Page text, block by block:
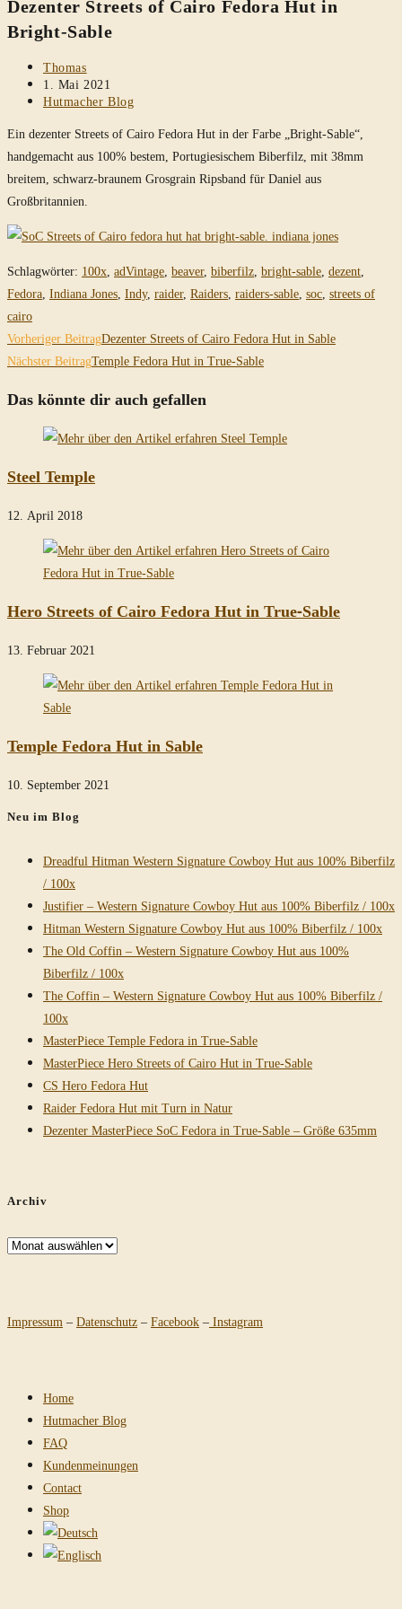
durchsuchen
Dezenter Streets of Cairo Fedora Hut in
Bright-Sable
Beitrags-
Autor:
Thomas
Beitrag
veröffentlicht:
1. Mai 2021
Beitrags-
Hutmacher Blog
Ein dezenter Streets of Cairo Fedora Hut in der Farbe „Bright-Sable“,
handgemacht aus 100% bestem, Portugiesischem Biberfilz, mit 38mm
breitem, schwarz-braunem Grosgrain Ripsband für Daniel aus
Großbritannien.
Schlagwörter: 100x, adVintage, beaver, biberfilz, bright-sable, dezent,
Fedora, Indiana Jones, Indy, raider, Raiders, raiders-sable, soc, streets of
cairo
Weitere
Artikel
ansehen
Vorheriger BeitragDezenter Streets of Cairo Fedora Hut in Sable
Nächster BeitragTemple Fedora Hut in True-Sable
Das könnte dir auch gefallen
Steel Temple
12. April 2018
Hero Streets of Cairo Fedora Hut in True-Sable
13. Februar 2021
Temple Fedora Hut in Sable
10. September 2021
Neu im Blog
Dreadful Hitman Western Signature Cowboy Hut aus 100% Biberfilz
/ 100x
Justifier – Western Signature Cowboy Hut aus 100% Biberfilz / 100x
Hitman Western Signature Cowboy Hut aus 100% Biberfilz / 100x
The Old Coffin – Western Signature Cowboy Hut aus 100%
Biberfilz / 100x
The Coffin – Western Signature Cowboy Hut aus 100% Biberfilz /
100x
MasterPiece Temple Fedora in True-Sable
MasterPiece Hero Streets of Cairo Hut in True-Sable
CS Hero Fedora Hut
Raider Fedora Hut mit Turn in Natur
Dezenter MasterPiece SoC Fedora in True-Sable – Größe 635mm
Archiv
Archiv
Impressum – Datenschutz – Facebook – Instagram
Home
Hutmacher Blog
FAQ
Kundenmeinungen
Contact
Shop